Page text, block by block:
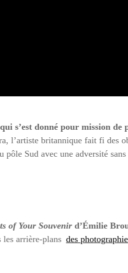
s’est donné pour mission
l’artiste britannique fait fi des
Sud avec une adversité
of Your Souvenir d’Émilie
les arrière-plans des